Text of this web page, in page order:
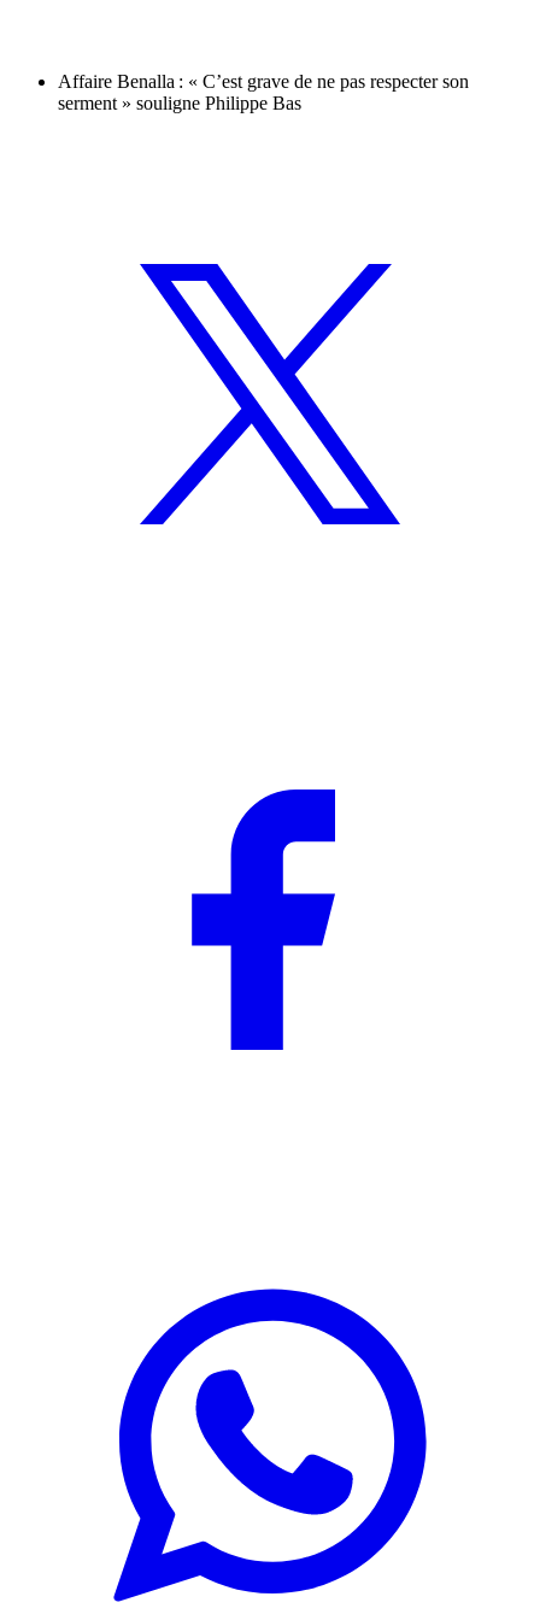
Affaire Benalla : « C’est grave de ne pas respecter son
serment » souligne Philippe Bas